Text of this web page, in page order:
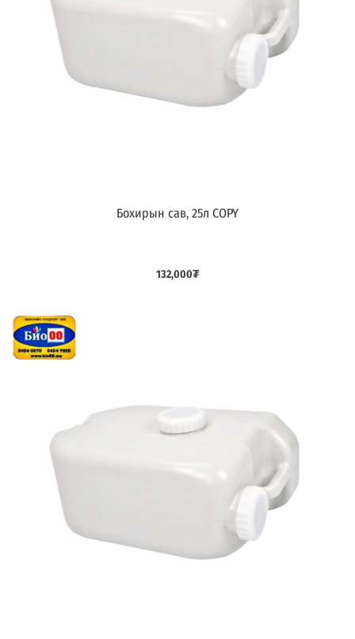
ДараагийнхБохирын сав, 25л COPY
132,000₮